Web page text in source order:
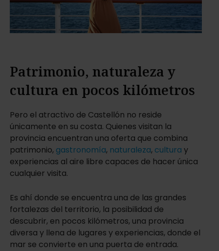
Patrimonio, naturaleza y
cultura en pocos kilómetros
Pero el atractivo de Castellón no reside
únicamente en su costa. Quienes visitan la
provincia encuentran una oferta que combina
patrimonio, gastronomía, naturaleza, cultura y
experiencias al aire libre capaces de hacer única
cualquier visita.
Es ahí donde se encuentra una de las grandes
fortalezas del territorio, la posibilidad de
descubrir, en pocos kilómetros, una provincia
diversa y llena de lugares y experiencias, donde el
mar se convierte en una puerta de entrada.